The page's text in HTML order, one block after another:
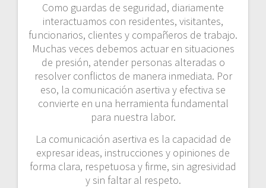
Como guardas de seguridad, diariamente
interactuamos con residentes, visitantes,
funcionarios, clientes y compañeros de trabajo.
Muchas veces debemos actuar en situaciones
de presión, atender personas alteradas o
resolver conflictos de manera inmediata. Por
eso, la comunicación asertiva y efectiva se
convierte en una herramienta fundamental
para nuestra labor.
La comunicación asertiva es la capacidad de
expresar ideas, instrucciones y opiniones de
forma clara, respetuosa y firme, sin agresividad
y sin faltar al respeto.